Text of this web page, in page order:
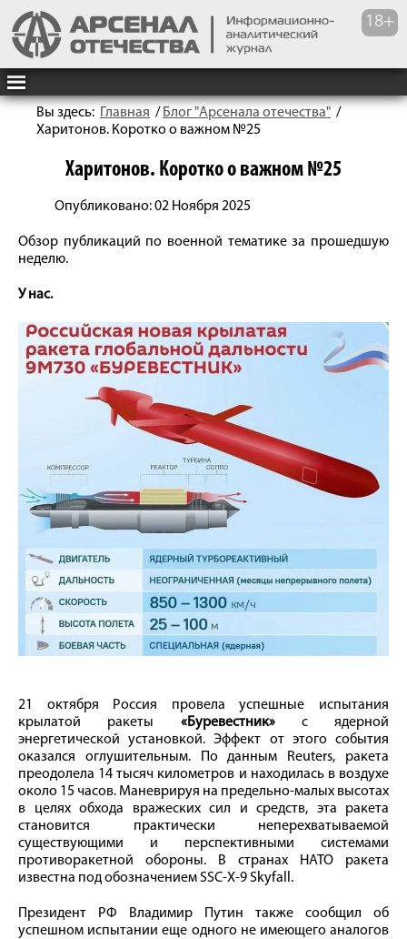
Вы здесь: Главная / Блог "Арсенала отечества" /
Харитонов. Коротко о важном №25
Харитонов. Коротко о важном №25
Опубликовано: 02 Ноября 2025
Обзор публикаций по военной тематике за прошедшую
неделю.
У нас.
21 октября Россия провела успешные испытания
крылатой ракеты «Буревестник»с ядерной
энергетической установкой. Эффект от этого события
оказался оглушительным. По данным Reuters, ракета
преодолела 14 тысяч километров и находилась в воздухе
около 15 часов. Маневрируя на предельно-малых высотах
в целях обхода вражеских сил и средств, эта ракета
становится практически неперехватываемой
существующими и перспективными системами
противоракетной обороны. В странах НАТО ракета
известна под обозначением SSC-X-9 Skyfall.
Президент РФ Владимир Путин также сообщил об
успешном испытании еще одного не имеющего аналогов